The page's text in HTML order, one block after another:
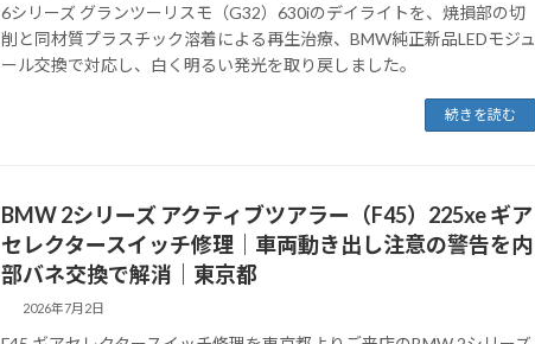
6シリーズ グランツーリスモ（G32）630iのデイライトを、焼損部の切
削と同材質プラスチック溶着による再生治療、BMW純正新品LEDモジュ
ール交換で対応し、白く明るい発光を取り戻しました。
続きを読む
BMW 2シリーズ アクティブツアラー（F45）225xe ギア
セレクタースイッチ修理｜車両動き出し注意の警告を内
部バネ交換で解消｜東京都
2026年7月2日